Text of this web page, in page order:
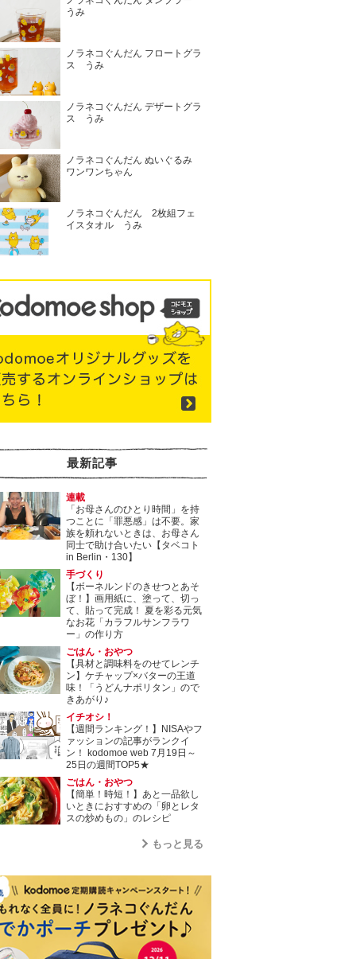
うみ
ノラネコぐんだん フロートグラ
ス うみ
ノラネコぐんだん デザートグラ
ス うみ
ノラネコぐんだん ぬいぐるみ
ワンワンちゃん
ノラネコぐんだん 2枚組フェ
イスタオル うみ
最新記事
連載
「お母さんのひとり時間」を持
つことに「罪悪感」は不要。家
族を頼れないときは、お母さん
同士で助け合いたい【タベコト
in Berlin・130】
手づくり
【ボーネルンドのきせつとあそ
ぼ！】画用紙に、塗って、切っ
て、貼って完成！ 夏を彩る元気
なお花「カラフルサンフラワ
ー」の作り方
ごはん・おやつ
【具材と調味料をのせてレンチ
ン】ケチャップ×バターの王道
味！「うどんナポリタン」ので
きあがり♪
イチオシ！
【週間ランキング！】NISAやフ
ァッションの記事がランクイ
ン！ kodomoe web 7月19日～
25日の週間TOP5★
ごはん・おやつ
【簡単！時短！】あと一品欲し
いときにおすすめの「卵とレタ
スの炒めもの」のレシピ
もっと見る